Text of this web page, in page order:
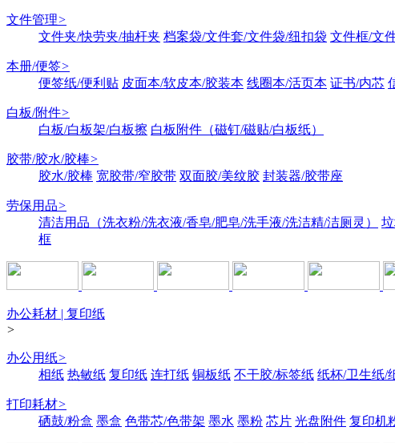
文件管理>
文件夹/快劳夹/抽杆夹 档案袋/文件套/文件袋/纽扣袋 文件框/文
本册/便签>
便签纸/便利贴 皮面本/软皮本/胶装本 线圈本/活页本 证书/内芯
白板/附件>
白板/白板架/白板擦 白板附件（磁钉/磁贴/白板纸）
胶带/胶水/胶棒>
胶水/胶棒 宽胶带/窄胶带 双面胶/美纹胶 封装器/胶带座
劳保用品>
清洁用品（洗衣粉/洗衣液/香皂/肥皂/洗手液/洗洁精/洁厕灵）
框
办公耗材 | 复印纸
>
办公用纸>
相纸 热敏纸 复印纸 连打纸 铜板纸 不干胶/标签纸 纸杯/卫生纸/
打印耗材>
硒鼓/粉盒 墨盒 色带芯/色带架 墨水 墨粉 芯片 光盘附件 复印机